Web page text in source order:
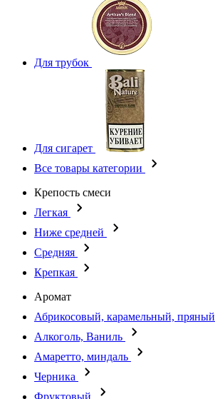
Для трубок
Для сигарет
Все товары категории
Крепость смеси
Легкая
Ниже средней
Средняя
Крепкая
Аромат
Абрикосовый, карамельный, пряный
Алкоголь, Ваниль
Амаретто, миндаль
Черника
Фруктовый